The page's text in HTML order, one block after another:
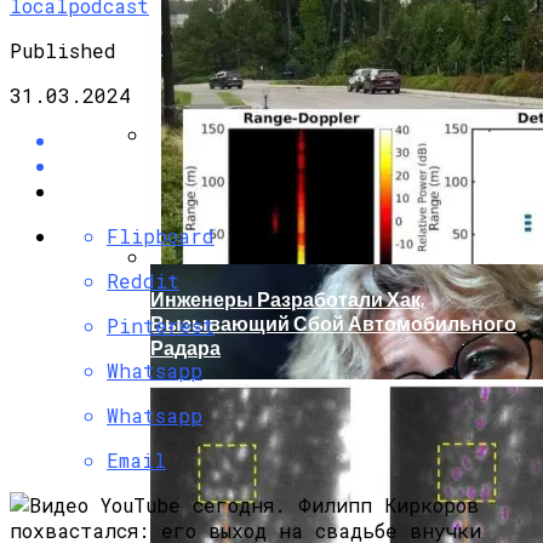
Кто Из Знаменитостей Умер В 2023 Году:
Юдашкин, Колесников, Чурикова,
Зайцев И Другие – От Чего Скончались
Инженеры Разработали Хак,
Вызывающий Сбой Автомобильного
Радара
Published
31.03.2024
Flipboard
Reddit
Pinterest
Whatsapp
Whatsapp
Email